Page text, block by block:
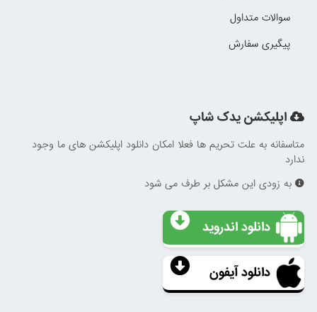
سوالات متداول
پیگیری سفارش
اپلیکشن یدک شاپ
متاسفانه به علت تحریم ها فعلا امکان دانلود اپلیکشن های ما وجود
ندارد
به زودی این مشکل بر طرف می شود
دانلود اندروید
دانلود آیفون